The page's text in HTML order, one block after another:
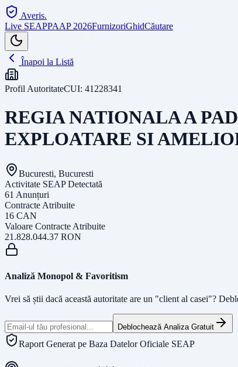
Averis.
Live SEAPPAAP 2026FurnizoriGhidCăutare
Înapoi la Listă
Profil AutoritateCUI: 41228341
REGIA NATIONALA A
EXPLOATARE SI
Bucuresti, Bucuresti
Activitate SEAP Detectată
61 Anunțuri
Contracte Atribuite
16 CAN
Valoare Contracte Atribuite
21.828.044.37 RON
Analiză Monopol & Favoritism
Vrei să știi dacă această autoritate are un "client al casei"?
Deblochează Analiza Gratuit
Raport Generat pe Baza Datelor Oficiale SEAP